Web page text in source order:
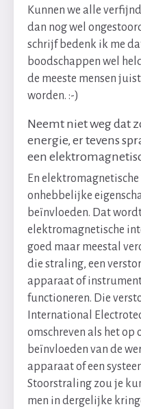
Kunnen we alle
dan nog wel
schrijf bedenk ik me
boodschappen wel
de meeste mensen
worden. :-)
Neemt niet weg dat
energie, er tevens
een
En
onhebbelijke
beïnvloeden. Dat
elektromagnetische
goed maar meestal
die straling, een
apparaat of
functioneren. Die
International
omschreven als het
beïnvloeden van de
apparaat of een
Stoorstraling zou je
men in dergelijke